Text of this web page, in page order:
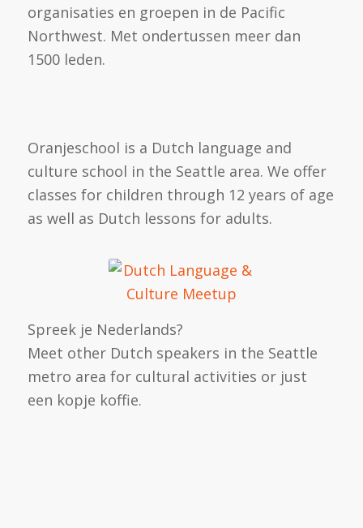
organisaties en groepen in de Pacific
Northwest. Met ondertussen meer dan
1500 leden.
Oranjeschool is a Dutch language and
culture school in the Seattle area. We offer
classes for children through 12 years of age
as well as Dutch lessons for adults.
Spreek je Nederlands?
Meet other Dutch speakers in the Seattle
metro area for cultural activities or just
een kopje koffie.